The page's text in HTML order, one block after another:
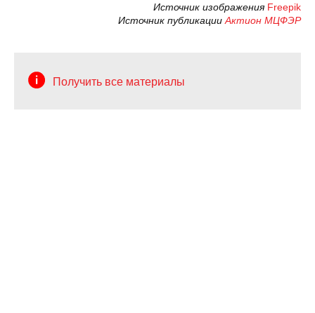
Источник изображения Freepik
Источник публикации Актион МЦФЭР
Получить все материалы